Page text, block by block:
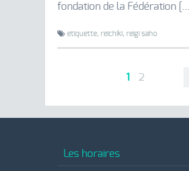
fondation de la Fédération […]
etiquette, reichiki, reigi saho
1 2
Les horaires